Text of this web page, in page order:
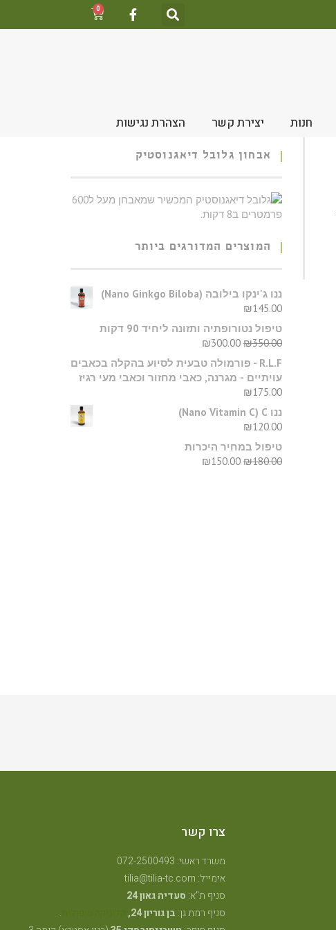
0
חנות יצירת קשר הצהרת נגישות
אבחון גלובל דיאגנוסטיק
המוצרים המדורגים ביותר
​ננו ג'ינקו בילובה (Nano Ginkgo Biloba)
₪145.00
טיפול נטורופתיה ותזונה ליחיד 90 דקות
₪350.00
₪300.00
R.L.F - פורמולה טבעית לסיוע בהקלה בכאבים
עויתיים - מגרנה, כאבי מחזור וכאבי מעי רגיז
₪175.00
ננו C‏ (Nano Vitamin C)
₪120.00
טיפול במחיר היכרות
₪180.00
₪150.00
צרו קשר
משרד ראשי: 072-2500493
אימייל: tilia@tilia-tc.com
סניף ת"א: סעדיה גאון 24
סניף רמת גן: בן גוריון 24,
.